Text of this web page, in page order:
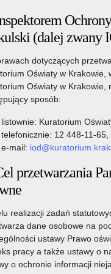
resortowe oraz
resortowe oraz nagrody
(dalej zwany
dotyczących
Oświaty w
Oświaty w Krakowie,
sposób:
listownie: Kuratorium
telefonicznie: 12 448-11-65,
e-mail:
przetwarzania
realizacji zadań
dane osobowe na
ustawy Prawo
pracy a także ustawy o
o ochronie informacji